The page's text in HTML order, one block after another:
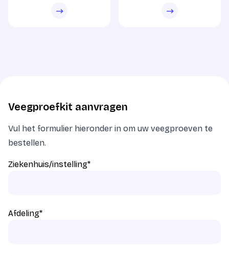
Veegproefkit aanvragen
Vul het formulier hieronder in om uw veegproeven te
bestellen.
Ziekenhuis/instelling*
Afdeling*